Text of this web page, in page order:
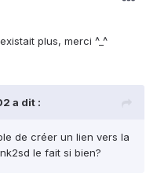
plus, merci ^_^
a dit :
de créer un lien vers la
le fait si bien?